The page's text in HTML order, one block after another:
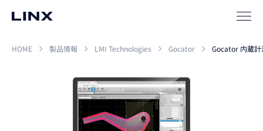
HOME 製品情報 LMI Technologies Gocator Gocator 内蔵計